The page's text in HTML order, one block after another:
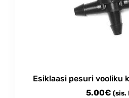
page
Esiklaasi pesuri vooliku
5.00€ (sis.